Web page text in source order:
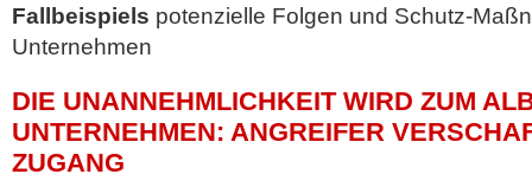
Fallbeispiels potenzielle Folgen und Schutz-
Unternehmen
DIE UNANNEHMLICHKEIT WIRD ZUM
UNTERNEHMEN: ANGREIFER
ZUGANG